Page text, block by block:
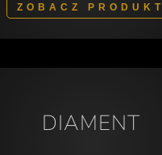
ZOBACZ PRODUKT
DIAMENT